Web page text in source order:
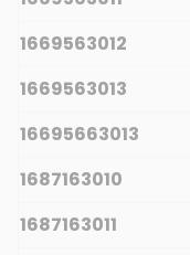
1669563012
1669563013
16695663013
1687163010
1687163011